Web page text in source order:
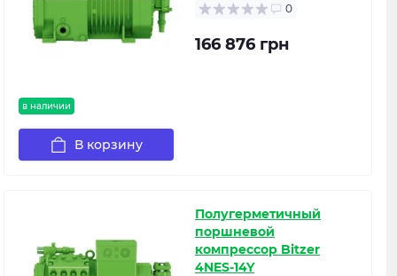
в наличии
0
166 876 грн
В корзину
Полугерметичный
поршневой
компрессор Bitzer
4NES-14Y